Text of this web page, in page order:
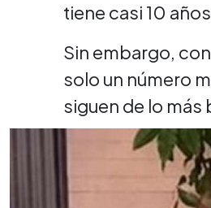
tiene casi 10
Sin embargo,
solo un número
siguen de lo más